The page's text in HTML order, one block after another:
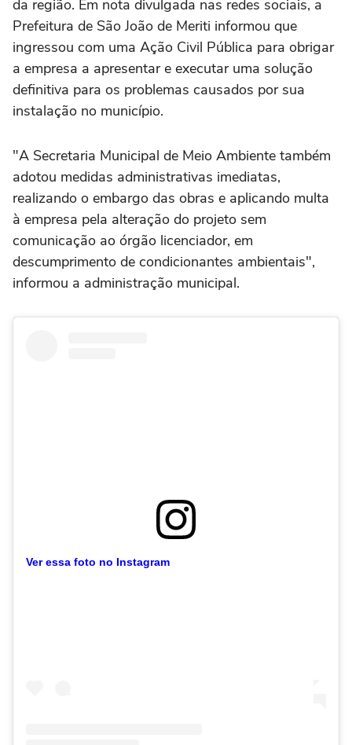
da região. Em nota divulgada nas redes sociais, a
Prefeitura de São João de Meriti informou que
ingressou com uma Ação Civil Pública para obrigar
a empresa a apresentar e executar uma solução
definitiva para os problemas causados por sua
instalação no município.
"A Secretaria Municipal de Meio Ambiente também
adotou medidas administrativas imediatas,
realizando o embargo das obras e aplicando multa
à empresa pela alteração do projeto sem
comunicação ao órgão licenciador, em
descumprimento de condicionantes ambientais",
informou a administração municipal.
Ver essa foto no Instagram